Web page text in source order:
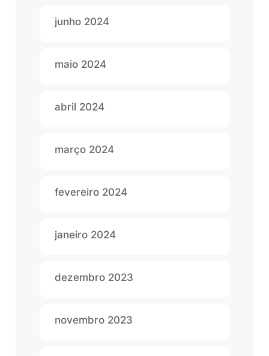
junho 2024
maio 2024
abril 2024
março 2024
fevereiro 2024
janeiro 2024
dezembro 2023
novembro 2023